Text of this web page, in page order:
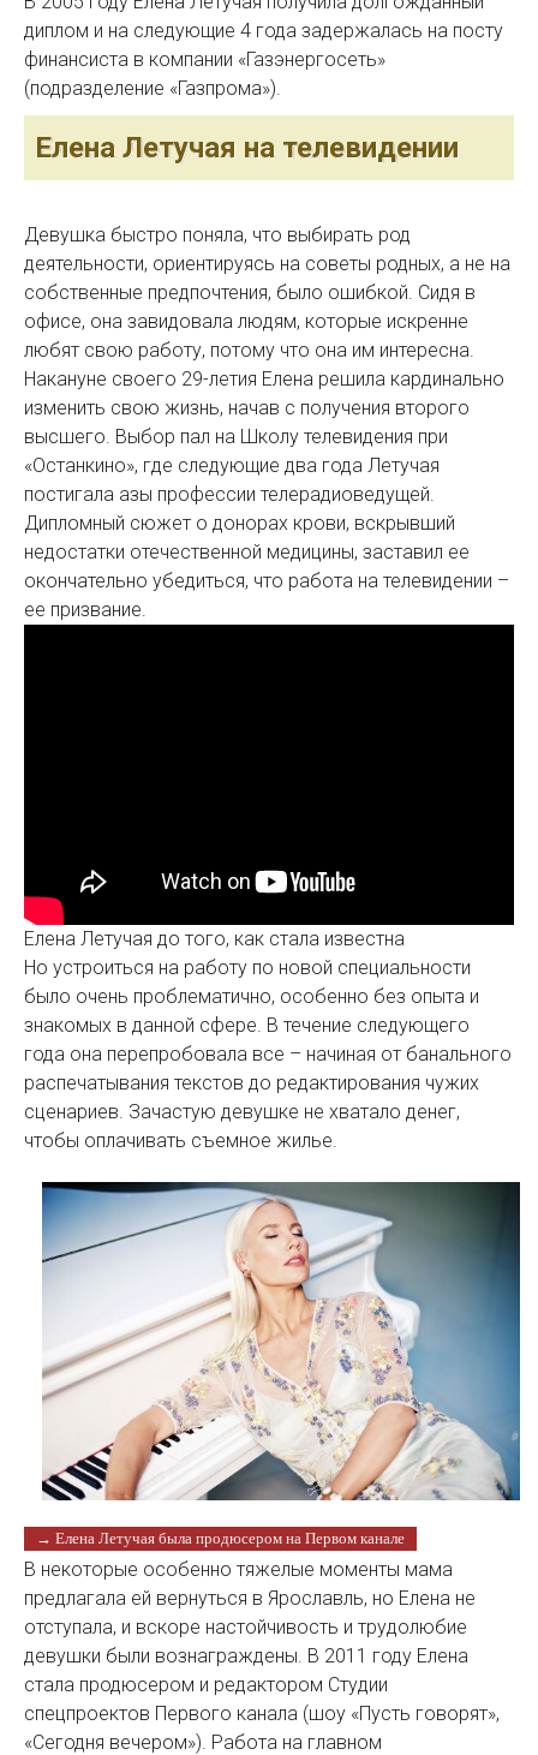
диплом и на следующие 4 года задержалась на посту
финансиста в компании «Газэнергосеть»
(подразделение «Газпрома»).
Елена Летучая на телевидении
Девушка быстро поняла, что выбирать род
деятельности, ориентируясь на советы родных, а не на
собственные предпочтения, было ошибкой. Сидя в
офисе, она завидовала людям, которые искренне
любят свою работу, потому что она им интересна.
Накануне своего 29-летия Елена решила кардинально
изменить свою жизнь, начав с получения второго
высшего. Выбор пал на Школу телевидения при
«Останкино», где следующие два года Летучая
постигала азы профессии телерадиоведущей.
Дипломный сюжет о донорах крови, вскрывший
недостатки отечественной медицины, заставил ее
окончательно убедиться, что работа на телевидении –
ее призвание.
Елена Летучая до того, как стала известна
Но устроиться на работу по новой специальности
было очень проблематично, особенно без опыта и
знакомых в данной сфере. В течение следующего
года она перепробовала все – начиная от банального
распечатывания текстов до редактирования чужих
сценариев. Зачастую девушке не хватало денег,
чтобы оплачивать съемное жилье.
→ Елена Летучая была продюсером на Первом канале
В некоторые особенно тяжелые моменты мама
предлагала ей вернуться в Ярославль, но Елена не
отступала, и вскоре настойчивость и трудолюбие
девушки были вознаграждены. В 2011 году Елена
стала продюсером и редактором Студии
спецпроектов Первого канала (шоу «Пусть говорят»,
«Сегодня вечером»). Работа на главном